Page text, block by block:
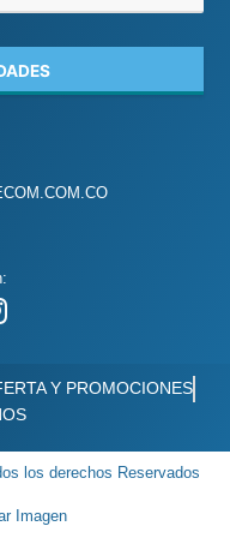
Y PROMOCIONES
los derechos Reservados
Imagen